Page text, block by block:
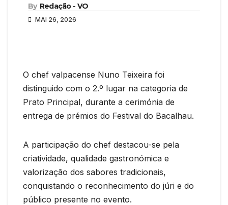
By Redação - VO
MAI 26, 2026
O chef valpacense Nuno Teixeira foi
distinguido com o 2.º lugar na categoria de
Prato Principal, durante a cerimónia de
entrega de prémios do Festival do Bacalhau.
A participação do chef destacou-se pela
criatividade, qualidade gastronómica e
valorização dos sabores tradicionais,
conquistando o reconhecimento do júri e do
público presente no evento.